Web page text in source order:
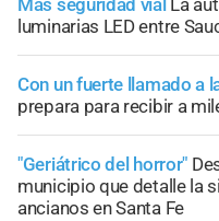
Más seguridad vial La
luminarias LED entre
Con un fuerte llamado a
prepara para recibir a
"Geriátrico del horror"
municipio que detalle la
ancianos en Santa Fe